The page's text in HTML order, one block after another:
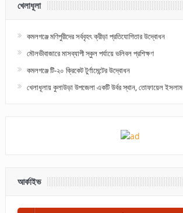
খেলাধূলা
কমলগঞ্জে মণিপুরীদের সর্ববৃহৎ ক্রীড়া প্রতিযোগিতার উদ্বোধন
মৌলভীবাজারে মাসব্যাপী স্কুল পর্যায়ে ভলিবল প্রশিক্ষণ
কমলগঞ্জে টি-২০ ক্রিকেট টুর্ণামেন্টের উদ্বোধন
খেলাধূলায় কুলাউড়া উপজেলা একটি উর্বর স্থান, তোফায়েল ইসলাম
আর্কাইভ